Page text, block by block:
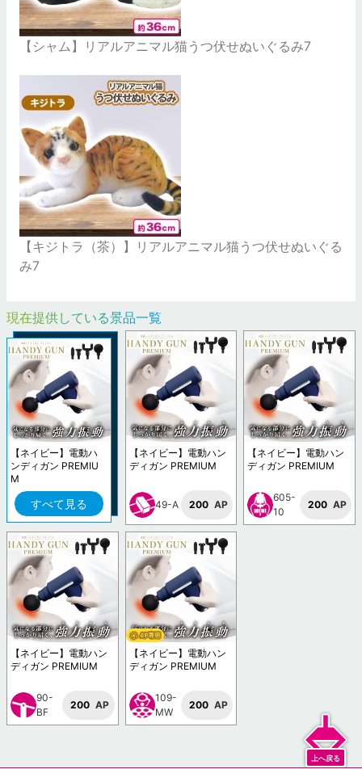
【シャム】リアルアニマル猫うつ伏せぬいぐるみ7
【キジトラ（茶）】リアルアニマル猫うつ伏せぬいぐる
み7
現在提供している景品一覧
【ネイビー】電動ハ
ンディガン PREMIU
M
すべて見る
【ネイビー】電動ハン
ディガン PREMIUM
49-A 200 AP
【ネイビー】電動ハン
ディガン PREMIUM
605-
10
200 AP
【ネイビー】電動ハン
ディガン PREMIUM
90-
BF
200 AP
【ネイビー】電動ハン
ディガン PREMIUM
109-
MW
200 AP